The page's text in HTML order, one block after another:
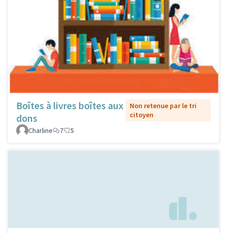
Boîtes à livres boîtes aux
dons
Non retenue par le tri
citoyen
Charline
7 5